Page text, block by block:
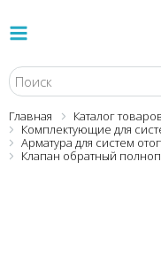
Главная
Каталог
Комплектующие для
Арматура для систем
Клапан обратный